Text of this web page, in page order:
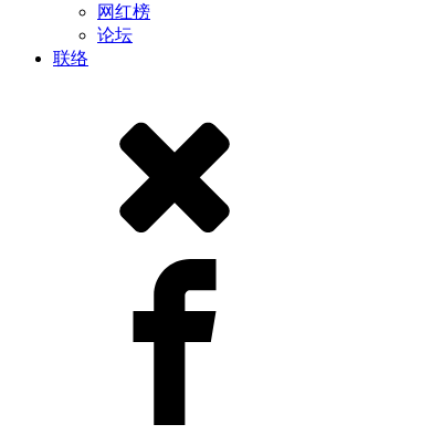
网红榜
论坛
联络